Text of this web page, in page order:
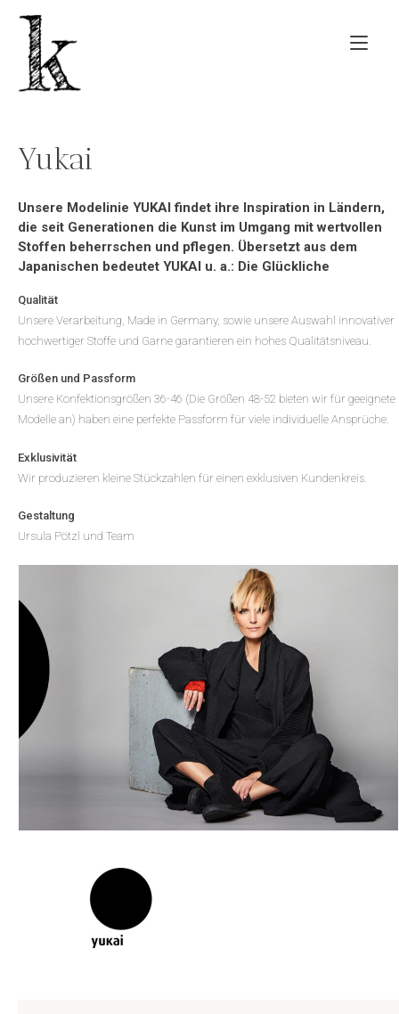
Inhalt
springen
Yukai
Unsere Modelinie YUKAI findet ihre Inspiration in Ländern,
die seit Generationen die Kunst im Umgang mit wertvollen
Stoffen beherrschen und pflegen. Übersetzt aus dem
Japanischen bedeutet YUKAI u. a.: Die Glückliche
Qualität
Unsere Verarbeitung, Made in Germany, sowie unsere Auswahl innovativer
hochwertiger Stoffe und Garne garantieren ein hohes Qualitätsniveau.
Größen und Passform
Unsere Konfektionsgrößen 36-46 (Die Größen 48-52 bieten wir für geeignete
Modelle an) haben eine perfekte Passform für viele individuelle Ansprüche.
Exklusivität
Wir produzieren kleine Stückzahlen für einen exklusiven Kundenkreis.
Gestaltung
Ursula Pötzl und Team